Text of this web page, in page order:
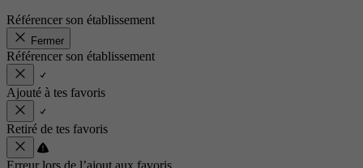
Référencer son établissement
Fermer
Référencer son établissement
Ajouté à tes favoris
Retiré de tes favoris
Erreur lors de l’ajout aux favoris